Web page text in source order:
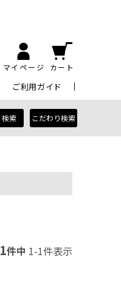
マイページ カート
ご利用ガイド
検索 こだわり検索
1件中 1-1件表示